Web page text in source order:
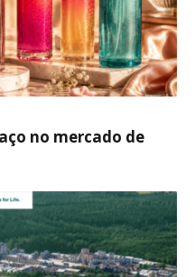
no mercado de